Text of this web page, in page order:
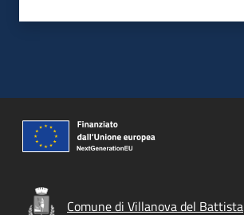
Comune di Villanova del Battista